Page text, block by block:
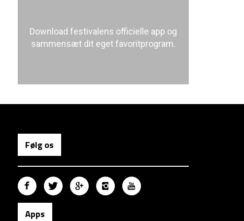
Download festivalens officielle app og
sammensæt dit eget favoritprogram.
Følg os
Apps